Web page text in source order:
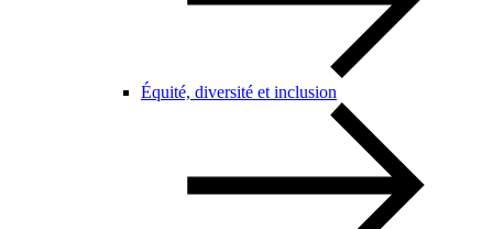
Équité, diversité et inclusion